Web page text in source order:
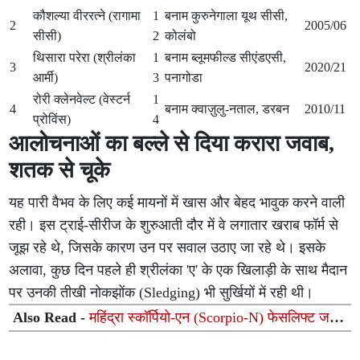
2
कौशल्या वीररत्ने (रागामा
सीसी)
1
2
बनाम कुरुनेगाला यूथ सीसी,
कोलंबो
2005/06
3
थिसारा परेरा (श्रीलंका
आर्मी)
1
3
बनाम ब्लूमफील्ड सीएंडएसी,
पनागोडा
2020/21
4
रोरी क्लेनवेल्ट (वेस्टर्न
प्रोविंस)
1
4
बनाम क्वाज़ुलु-नताल, डरबन 2010/11
आलोचनाओं का बल्ले से दिया करारा जवाब,
शतक से चूके
यह पारी वैभव के लिए कई मायनों में खास और बेहद भावुक करने वाली
रही। इस ट्राई-सीरीज के शुरुआती दौर में वे लगातार खराब फॉर्म से
जूझ रहे थे, जिसके कारण उन पर सवाल उठाए जा रहे थे। इसके
अलावा, कुछ दिन पहले ही श्रीलंका 'ए' के एक खिलाड़ी के साथ मैदान
पर उनकी तीखी नोकझोंक (Sledging) भी सुर्खियों में रही थी।
Also Read -महिंद्रा स्कॉर्पियो-एन (Scorpio-N) फेसलिफ्ट जल्द
होगी लॉन्च: नए लुक, हाइटेक इंटीरियर और एडास (ADAS) सुरक्षा